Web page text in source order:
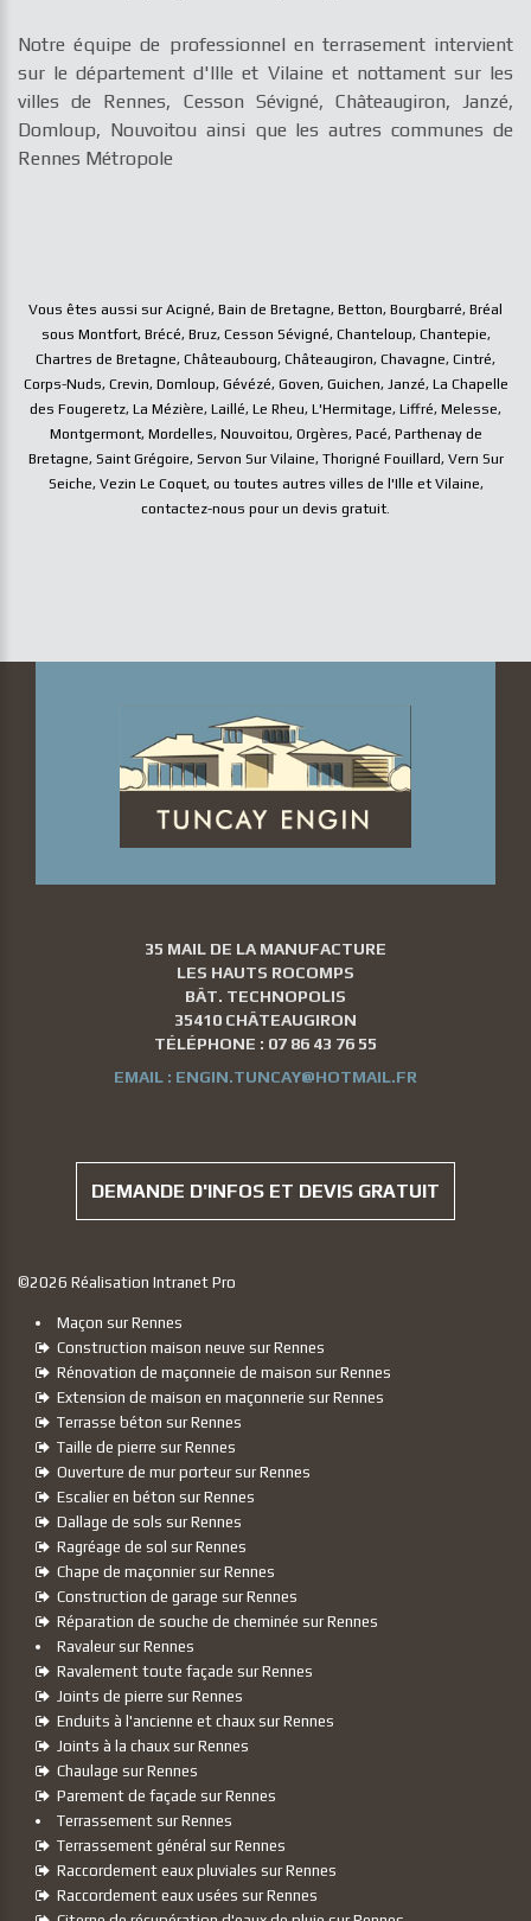
Notre équipe de professionnel en terrasement intervient
sur le département d'Ille et Vilaine et nottament sur les
villes de Rennes, Cesson Sévigné, Châteaugiron, Janzé,
Domloup, Nouvoitou ainsi que les autres communes de
Rennes Métropole
Vous êtes aussi sur Acigné, Bain de Bretagne, Betton, Bourgbarré, Bréal
sous Montfort, Brécé, Bruz, Cesson Sévigné, Chanteloup, Chantepie,
Chartres de Bretagne, Châteaubourg, Châteaugiron, Chavagne, Cintré,
Corps-Nuds, Crevin, Domloup, Gévézé, Goven, Guichen, Janzé, La Chapelle
des Fougeretz, La Mézière, Laillé, Le Rheu, L'Hermitage, Liffré, Melesse,
Montgermont, Mordelles, Nouvoitou, Orgères, Pacé, Parthenay de
Bretagne, Saint Grégoire, Servon Sur Vilaine, Thorigné Fouillard, Vern Sur
Seiche, Vezin Le Coquet, ou toutes autres villes de l'Ille et Vilaine,
contactez-nous pour un devis gratuit.
35 MAIL DE LA MANUFACTURE
LES HAUTS ROCOMPS
BÂT. TECHNOPOLIS
35410 CHÂTEAUGIRON
TÉLÉPHONE : 07 86 43 76 55
EMAIL : ENGIN.TUNCAY@HOTMAIL.FR
DEMANDE D'INFOS ET DEVIS GRATUIT
©2026 Réalisation Intranet Pro
Maçon sur Rennes
Construction maison neuve sur Rennes
Rénovation de maçonneie de maison sur Rennes
Extension de maison en maçonnerie sur Rennes
Terrasse béton sur Rennes
Taille de pierre sur Rennes
Ouverture de mur porteur sur Rennes
Escalier en béton sur Rennes
Dallage de sols sur Rennes
Ragréage de sol sur Rennes
Chape de maçonnier sur Rennes
Construction de garage sur Rennes
Réparation de souche de cheminée sur Rennes
Ravaleur sur Rennes
Ravalement toute façade sur Rennes
Joints de pierre sur Rennes
Enduits à l'ancienne et chaux sur Rennes
Joints à la chaux sur Rennes
Chaulage sur Rennes
Parement de façade sur Rennes
Terrassement sur Rennes
Terrassement général sur Rennes
Raccordement eaux pluviales sur Rennes
Raccordement eaux usées sur Rennes